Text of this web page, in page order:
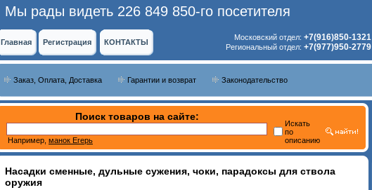
Мы рады видеть 226 849 850-го посетителя
Главная Регистрация КОНТАКТЫ
Московский отдел: +7(916)850-1321
Региональный отдел: +7(977)950-2779
Заказ, Оплата, Доставка Гарантии и возврат Законодательство
Поиск товаров на сайте:
Например, манок Егерь
Искать
по
описанию
Насадки сменные, дульные сужения, чоки, парадоксы для ствола
оружия